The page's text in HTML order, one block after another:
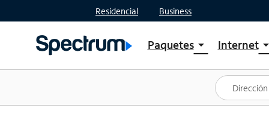
Residencial Business
Paquetesarrow_drop_down
Ver paquetes
Spectrum One
Mejores ofertas
Internetarrow_drop_down
Planes